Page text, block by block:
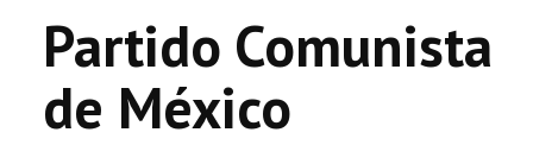
NOTICIAS
DOCUMENTOS
Partido Comunista
de México